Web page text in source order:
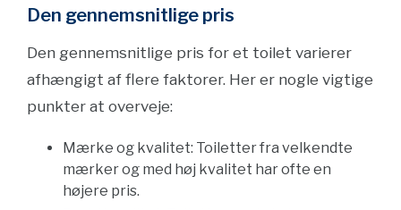
Den gennemsnitlige pris
Den gennemsnitlige pris for et toilet varierer
afhængigt af flere faktorer. Her er nogle vigtige
punkter at overveje:
Mærke og kvalitet: Toiletter fra velkendte
mærker og med høj kvalitet har ofte en
højere pris.